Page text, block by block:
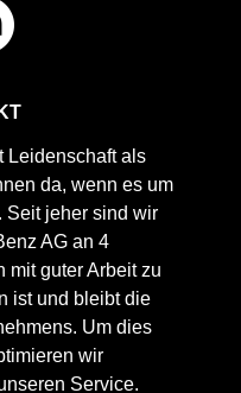
Leidenschaft als
da, wenn es um
Seit jeher sind wir
AG an 4
mit guter Arbeit zu
ist und bleibt die
Um dies
wir
Service.